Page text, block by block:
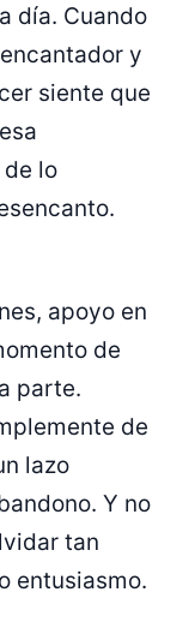
día. Cuando
y
siente que
lo
apoyo en
de
parte.
de
lazo
Y no
tan
entusiasmo.